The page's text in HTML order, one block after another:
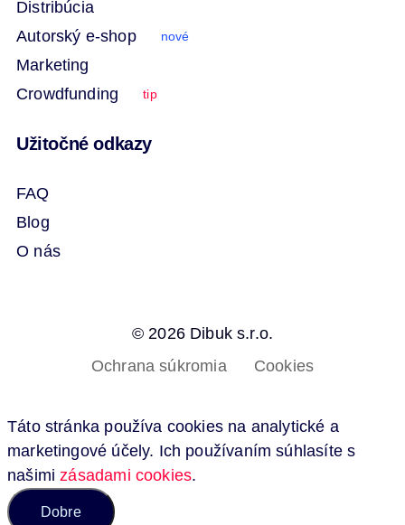
Distribúcia
Autorský e-shop
nové
Marketing
Crowdfunding
tip
Užitočné odkazy
FAQ
Blog
O nás
© 2026 Dibuk s.r.o.
Ochrana súkromia
Cookies
Táto stránka používa cookies na analytické a
marketingové účely. Ich používaním súhlasíte s
našimizásadami cookies.
Dobre